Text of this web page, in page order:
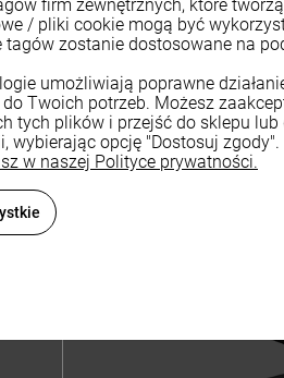
firm zewnętrznych, które
/ pliki cookie mogą być
zostanie dostosowane na
umożliwiają poprawne
Twoich potrzeb. Możesz
tych plików i przejść do sklepu
wybierając opcję "Dostosuj zgody".
w naszej Polityce prywatności.